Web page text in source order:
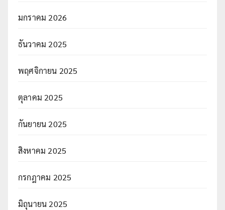
มกราคม 2026
ธันวาคม 2025
พฤศจิกายน 2025
ตุลาคม 2025
กันยายน 2025
สิงหาคม 2025
กรกฎาคม 2025
มิถุนายน 2025